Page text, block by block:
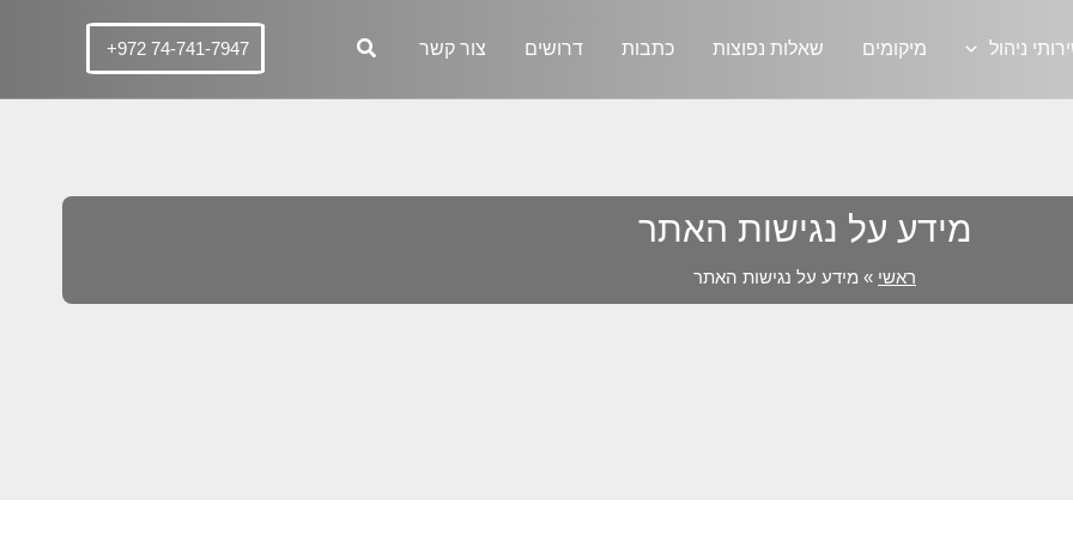
ניהול מיקומים שאלות נפוצות כתבות דרושים צור קשר +972 74-741-7947
מידע על נגישות האתר
ראשי » מידע על נגישות האתר